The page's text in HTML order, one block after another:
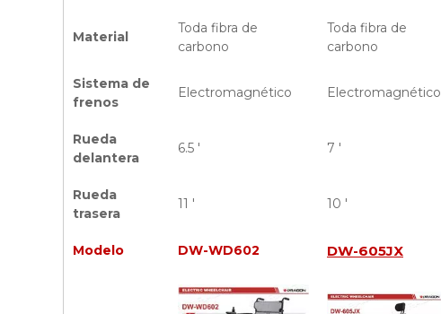
Material
Toda fibra de
carbono
Toda fibra de
carbono
Sistema de
frenos
Electromagnético Electromagnético
Rueda
delantera
6.5 ' 7 '
Rueda
trasera
11 ' 10 '
Modelo DW-WD602 DW-605JX